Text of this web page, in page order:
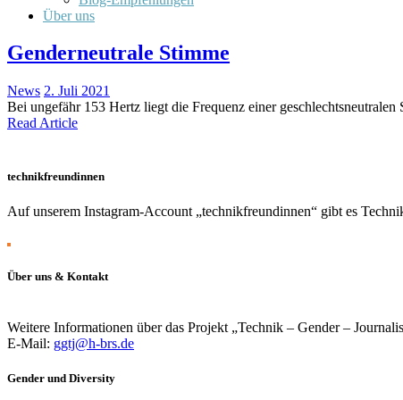
Über uns
Genderneutrale Stimme
News 2. Juli 2021
Bei ungefähr 153 Hertz liegt die Frequenz einer
Read Article
technikfreundinnen
Auf unserem Instagram-Account „technikfreundinnen“ gibt es
Über uns & Kontakt
Weitere Informationen über das Projekt „Technik – Gender –
E-Mail: ggtj@h-brs.de
Gender und Diversity